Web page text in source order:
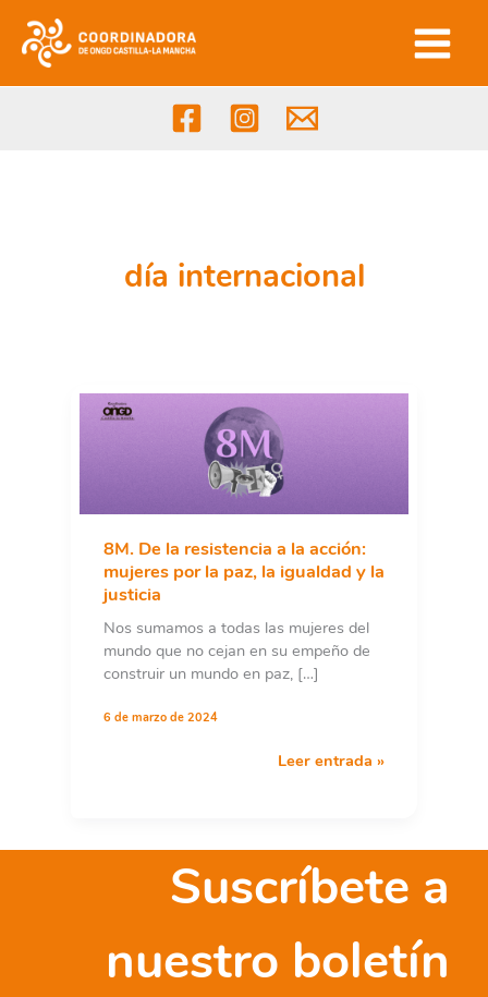
contenido
día internacional
8M. De la resistencia a la acción:
mujeres por la paz, la igualdad y la
justicia
Nos sumamos a todas las mujeres del
mundo que no cejan en su empeño de
construir un mundo en paz, […]
6 de marzo de 2024
8M.
a
la
acción:
por
la
Leer entrada »
Suscríbete a
nuestro boletín